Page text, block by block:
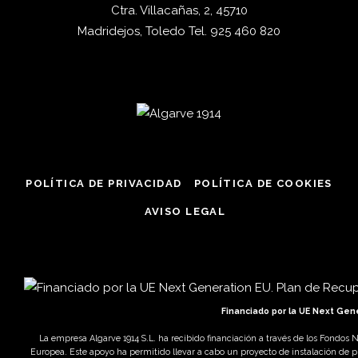
imperdiet dissentias. Mel eu
fabulas scribentur, te natum
Ctra. Villacañas, 2, 45710
Madridejos, Toledo Tel. 925 460 820
POLÍTICA DE PRIVACIDAD POLÍTICA DE COOKIES
AVISO LEGAL
Financiado por la UE Next
La empresa Algarve 1914 S.L. ha recibido financiación a través de los
Europea. Este apoyo ha permitido llevar a cabo un proyecto de instalación de